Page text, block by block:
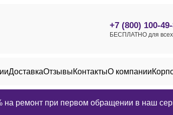
+7 (800) 100-
БЕСПЛАТНО для всех
ДоставкаОтзывыКонтактыО компании
на ремонт при первом обращении в наш